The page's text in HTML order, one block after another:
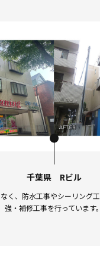
千葉県 Rビル
く、防水工事やシーリング
強・補修工事を行っています。